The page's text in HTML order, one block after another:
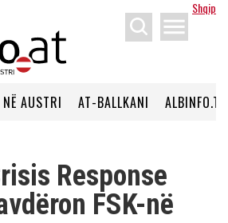
Shqip
menu
NË AUSTRI AT-BALLKANI ALBINFO.TV
Response
FSK-në